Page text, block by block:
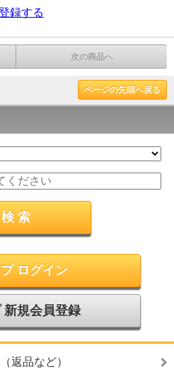
録する
次の商品へ
ページの先頭へ戻る
ログイン
新規会員登録
返品など）